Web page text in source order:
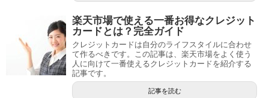
楽天市場で使える一番お得なクレジット
カードとは？完全ガイド
クレジットカードは自分のライフスタイルに合わせ
て作るべきです。この記事は、楽天市場をよく使う
人に向けて一番使えるクレジットカードを紹介する
記事です。
記事を読む